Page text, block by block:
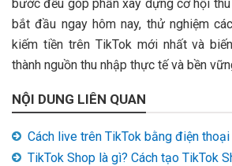
bước đều góp phần xây dựng cơ hội
bắt đầu ngay hôm nay, thử nghiệm
kiếm tiền trên TikTok mới nhất và
thành nguồn thu nhập thực tế và bền
NỘI DUNG LIÊN QUAN
Cách live trên TikTok bằng điện
TikTok Shop là gì? Cách tạo TikTok